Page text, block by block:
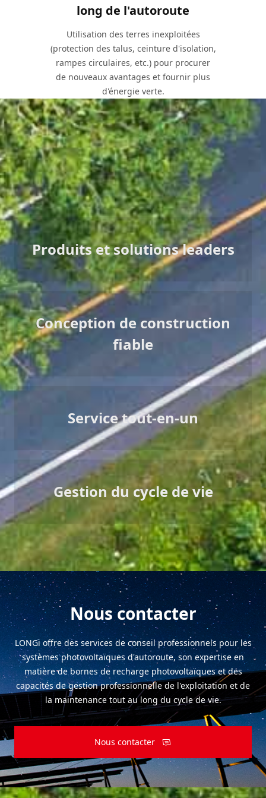
long de l'autoroute
Utilisation des terres inexploitées
(protection des talus, ceinture d'isolation,
rampes circulaires, etc.) pour procurer
de nouveaux avantages et fournir plus
d'énergie verte.
Valeurs fondamentales
Produits et solutions leaders
Conception de construction
fiable
Service tout-en-un
Gestion du cycle de vie
Nous contacter
LONGi offre des services de conseil professionnels pour les
systèmes photovoltaïques d'autoroute, son expertise en
matière de bornes de recharge photovoltaïques et des
capacités de gestion professionnelle de l'exploitation et de
la maintenance tout au long du cycle de vie.
Nous contacter